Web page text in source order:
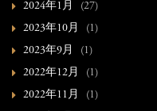
2024年1月
(27)
2023年10月
(1)
2023年9月
(1)
2022年12月
(1)
2022年11月
(1)